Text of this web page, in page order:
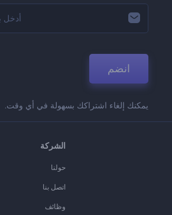
انضم
يمكنك إلغاء اشتراكك بسهولة في أي وقت.
الشركة
حولنا
اتصل بنا
وظائف